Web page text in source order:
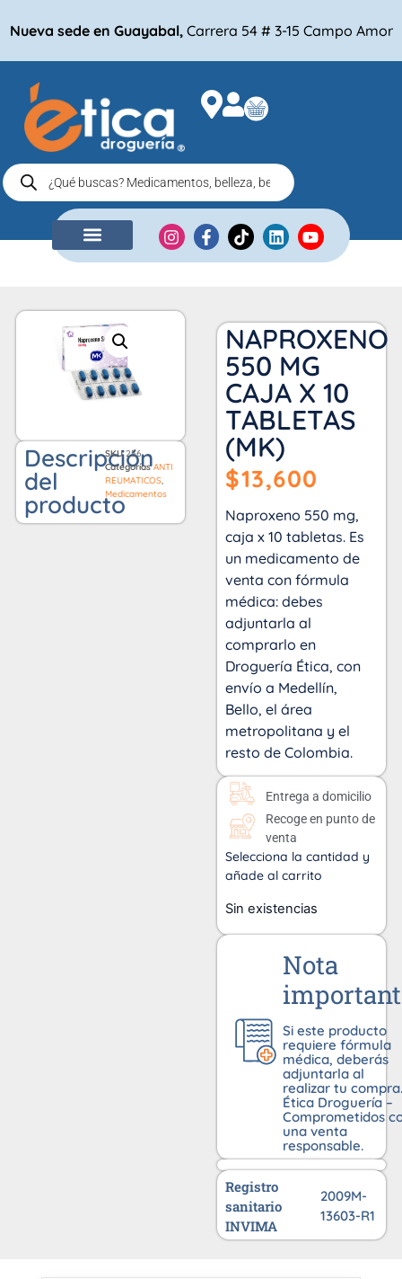
Nueva sede en Guayabal, Carrera 54 # 3-15 Campo Amor
Descripción
del
producto
SKU256
Categorías ANTI
REUMATICOS
Medicamentos
NAPROXENO
550 MG
CAJA X 10
TABLETAS
(MK)
$13,600
Naproxeno 550 mg,
caja x 10 tabletas. Es
un medicamento de
venta con fórmula
médica: debes
adjuntarla al
comprarlo en
Droguería Ética, con
envío a Medellín,
Bello, el área
metropolitana y el
resto de Colombia.
Entrega a domicilio
Recoge en punto de
venta
Selecciona la cantidad y
añade al carrito
Sin existencias
Nota
Si este producto
requiere fórmula
médica, deberás
adjuntarla al
realizar tu compra.
Ética Droguería –
Comprometidos
una venta
responsable.
Registro
sanitario
INVIMA
2009M-
13603-R1